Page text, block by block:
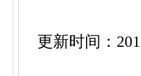
更新时间：